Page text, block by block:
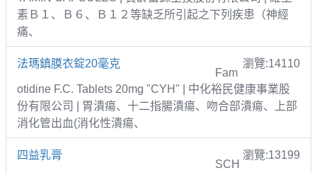
素Ｂ１、Ｂ６、Ｂ１２等缺乏所引起之下列疾患（神經
痛、
法瑪鎮膜衣錠20毫克 瀏覽:14110
Fam
otidine F.C. Tablets 20mg "CYH" | 中化裕民健康事業股
份有限公司 | 胃潰瘍、十二指腸潰瘍、吻合部潰瘍、上部
消化管出血(消化性潰瘍、
四益乳膏 瀏覽:13199
SCH